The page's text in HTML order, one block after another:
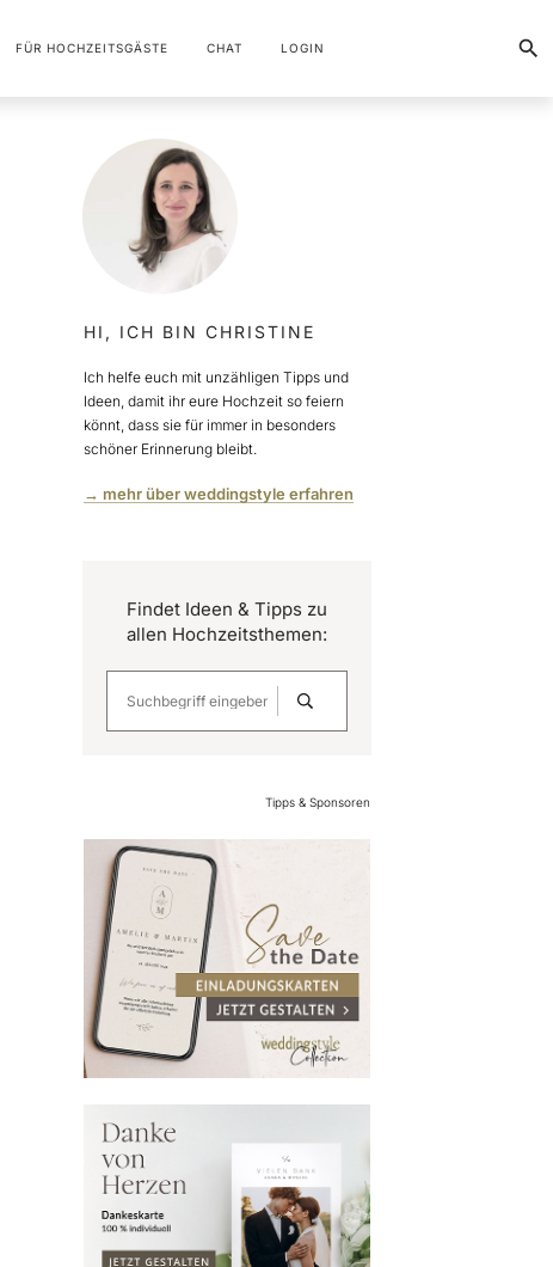
FÜR HOCHZEITSGÄSTE CHAT LOGIN
HI, ICH BIN CHRISTINE
Ich helfe euch mit unzähligen Tipps und
Ideen, damit ihr eure Hochzeit so feiern
könnt, dass sie für immer in besonders
schöner Erinnerung bleibt.
→ mehr über weddingstyle erfahren
Findet Ideen & Tipps zu
allen Hochzeitsthemen:
Tipps & Sponsoren